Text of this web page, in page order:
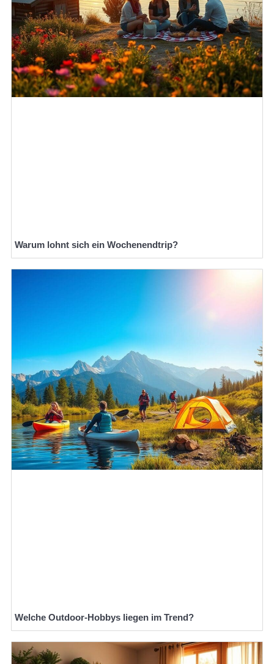
Warum lohnt sich ein Wochenendtrip?
Welche Outdoor-Hobbys liegen im Trend?